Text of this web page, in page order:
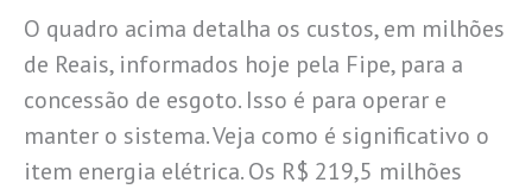
O quadro acima detalha os custos, em milhões
de Reais, informados hoje pela Fipe, para a
concessão de esgoto. Isso é para operar e
manter o sistema. Veja como é significativo o
item energia elétrica. Os R$ 219,5 milhões